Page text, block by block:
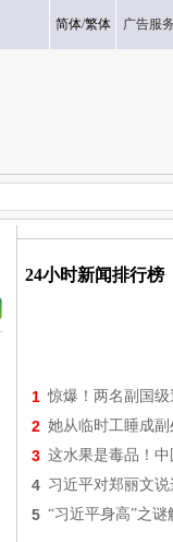
简体/繁体 广告服务
24小时新闻排行榜
1 惊爆！两名副国
2 她从临时工睡成
3 这水果是毒品！
4 习近平对郑丽文
5 “习近平身高”之